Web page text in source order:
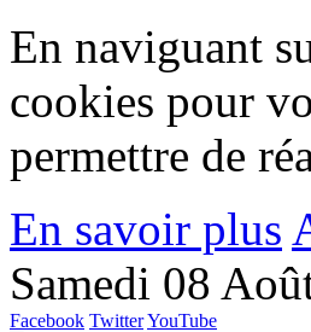
En naviguant
cookies pour
permettre de
En savoir plus
Samedi 08
Facebook TwitterYouTube